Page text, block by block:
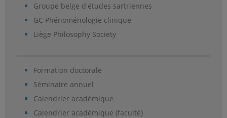
Groupe belge d'études sartriennes
GC Phénoménologie clinique
Liège Philosophy Society
Formation doctorale
Séminaire annuel
Calendrier académique
Calendrier académique (faculté)